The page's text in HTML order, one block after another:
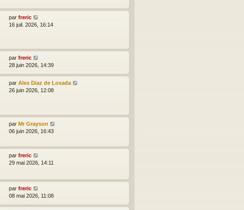
par freric
16 juil. 2026, 16:14
par freric
28 juin 2026, 14:39
par Alex Diaz de Losada
26 juin 2026, 12:08
par Mr Grayson
06 juin 2026, 16:43
par freric
29 mai 2026, 14:11
par freric
08 mai 2026, 11:08